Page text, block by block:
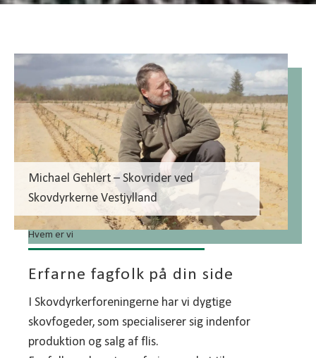
Michael Gehlert – Skovrider ved
Skovdyrkerne Vestjylland
Hvem er vi
Erfarne fagfolk på din side
I Skovdyrkerforeningerne har vi dygtige
skovfogeder, som specialiserer sig indenfor
produktion og salg af flis.